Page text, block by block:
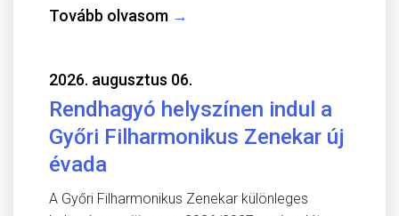
Tovább olvasom →
2026. augusztus 06.
Rendhagyó helyszínen indul a
Győri Filharmonikus Zenekar új
évada
A Győri Filharmonikus Zenekar különleges